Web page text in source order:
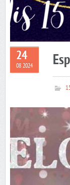
24
08 2024